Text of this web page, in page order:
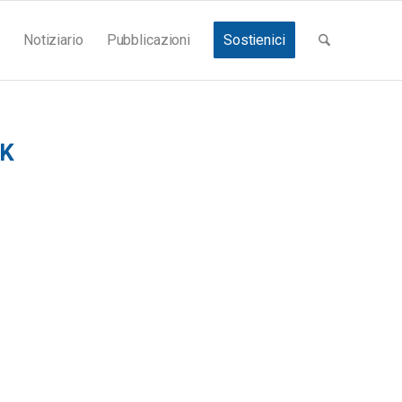
Notiziario Pubblicazioni Sostienici